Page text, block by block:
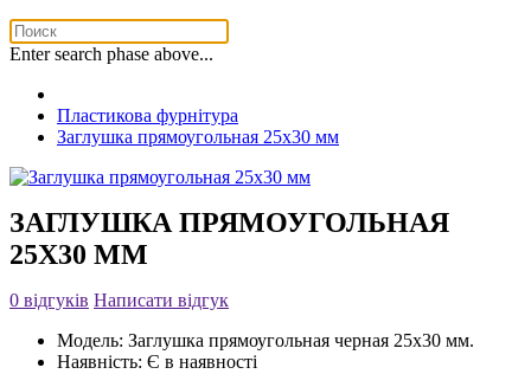
Enter search phase above...
Пластикова фурнітура
Заглушка прямоугольная 25x30 мм
ЗАГЛУШКА ПРЯМОУГОЛЬНАЯ
25X30 ММ
0 відгуків Написати відгук
Модель: Заглушка прямоугольная черная 25x30 мм.
Наявність: Є в наявності